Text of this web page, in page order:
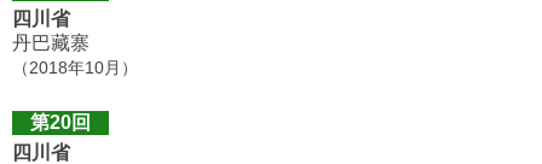
四川省
丹巴藏寨
（2018年10月）
第20回
四川省